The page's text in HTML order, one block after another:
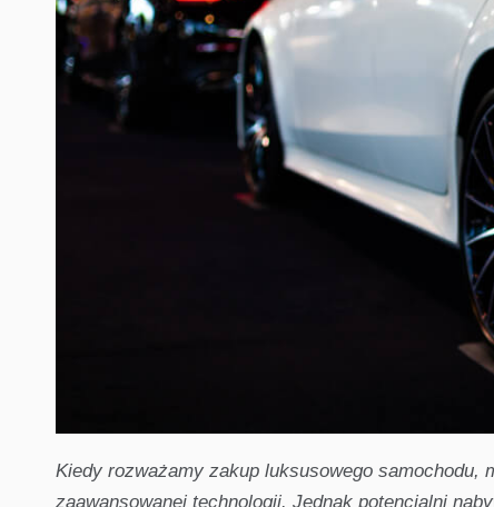
Kiedy rozważamy zakup luksusowego
zaawansowanej technologii. Jednak potencjalni